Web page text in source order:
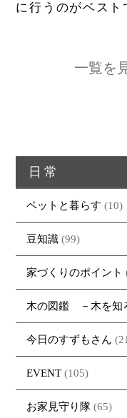
に行うのがベスト
一覧を
日常
ペットと暮らす (10)
豆知識 (99)
家づくりのポイント
木の図鑑 －木を知
今日のすずもさん
EVENT (105)
お家見守り隊 (65)